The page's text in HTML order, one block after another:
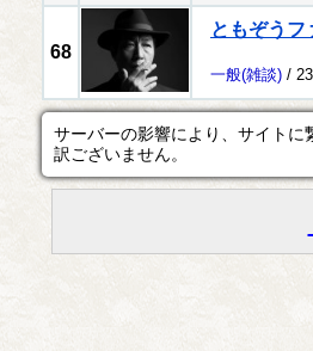
68
ともぞうフ
一般(雑談) /
サーバーの影響により、サイト
訳ございません。